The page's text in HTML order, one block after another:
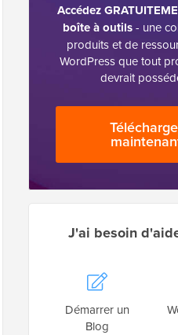
Accédez
boîte à outils- une
produits et de
WordPress que tout
devrait
J'ai besoin
Démarrer un
Blog